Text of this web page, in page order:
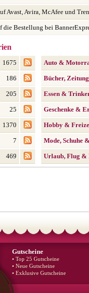
7
Avast, Avira, McAfee und
die Bestellung bei
1675 Auto &
186 Bücher,
205 Essen &
25 Geschenke &
1370 Hobby &
7 Mode, Schuhe
469 Urlaub, Flug &
Gutscheine
• Top 25 Gutscheine
• Neue Gutscheine
• Exklusive Gutscheine